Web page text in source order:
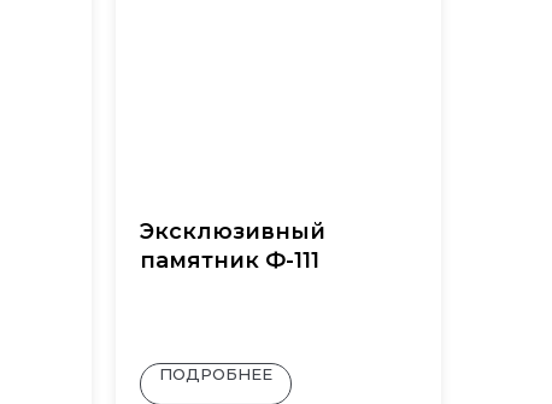
Эксклюзивный
памятник Ф-111
ПОДРОБНЕЕ